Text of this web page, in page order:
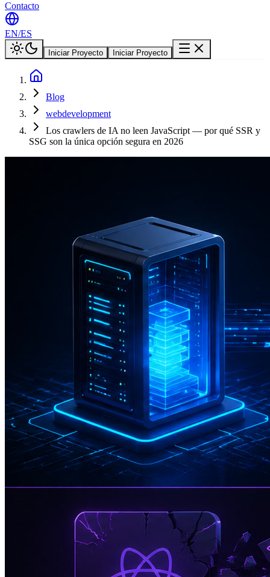
Contacto
EN/ES
Iniciar Proyecto Iniciar Proyecto
Blog
webdevelopment
Los crawlers de IA no leen JavaScript — por qué SSR y
SSG son la única opción segura en 2026